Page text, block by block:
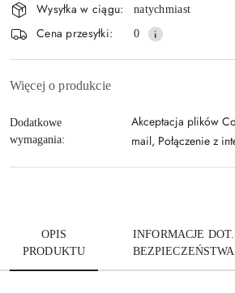
Wyślij
i
dostawa
Wysyłka w ciągu: natychmiast
Cena przesyłki: 0
Więcej o produkcie
Dodatkowe
wymagania:
Akceptacja plików
mail, Połączenie z
OPIS
PRODUKTU
INFORMACJE DOT.
BEZPIECZEŃSTWA